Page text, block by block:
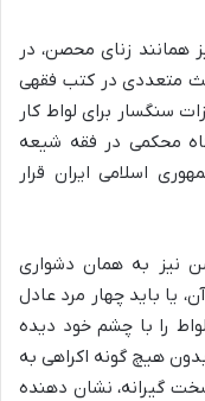
همانند زنای محصن، در
متعددی در کتب فقهی
سنگسار برای لواط کار
محکمی در فقه شیعه
اسلامی ایران قرار
نیز به همان دشواری
یا باید چهار مرد عادل
را با چشم خود دیده
بدون هیچ گونه اکراهی به
گیرانه، نشان دهنده